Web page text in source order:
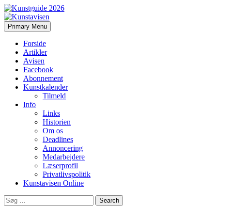
Kunstavisen
Search
Primary Menu Skip
to
Forside
Artikler
Avisen
Facebook
Abonnement
Kunstkalender
Tilmeld
Info
Links
Historien
Om os
Deadlines
Annoncering
Medarbejdere
Læserprofil
Privatlivspolitik
Kunstavisen Online
Search